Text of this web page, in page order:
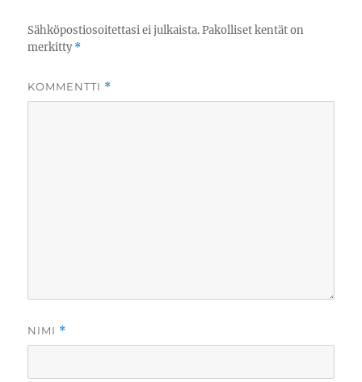
Sähköpostiosoitettasi ei julkaista. Pakolliset kentät on
merkitty*
KOMMENTTI *
NIMI *